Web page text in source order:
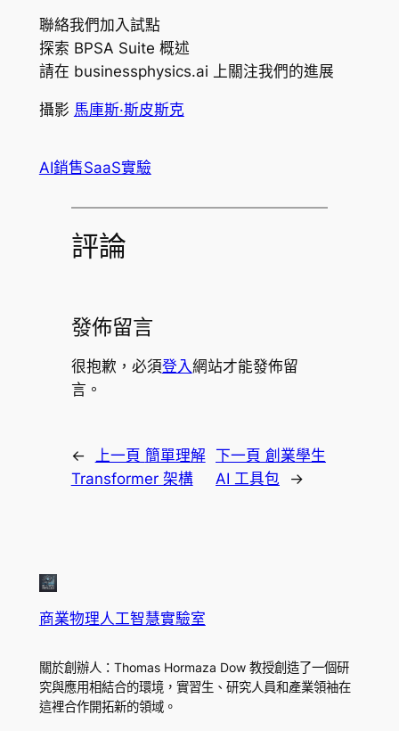
聯絡我們加入試點
探索 BPSA Suite 概述
請在 businessphysics.ai 上關注我們的進展
攝影 馬庫斯·斯皮斯克
AI銷售SaaS實驗
評論
發佈留言
很抱歉，必須登入網站才能發佈留
言。
← 上一頁 簡單理解
Transformer 架構
下一頁創業學生
AI 工具包
→
商業物理人工智慧實驗室
關於創辦人：Thomas Hormaza Dow 教授創造了一個研
究與應用相結合的環境，實習生、研究人員和產業領袖在
這裡合作開拓新的領域。